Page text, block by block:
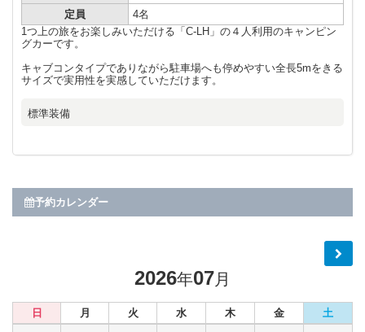
定員
4名
1つ上の旅をお楽しみいただける「C-LH」の４人利用のキャンピン
グカーです。
キャブコンタイプでありながら駐車場へも停めやすい全長5mをきる
サイズで実用性を実感していただけます。
標準装備
予約カレンダー
2026年07月
日 月 火 水 木 金 土